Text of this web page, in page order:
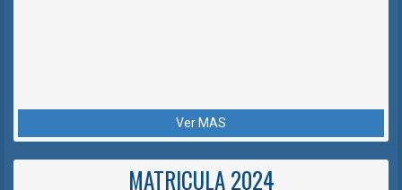
Ver MAS
MATRICULA 2024